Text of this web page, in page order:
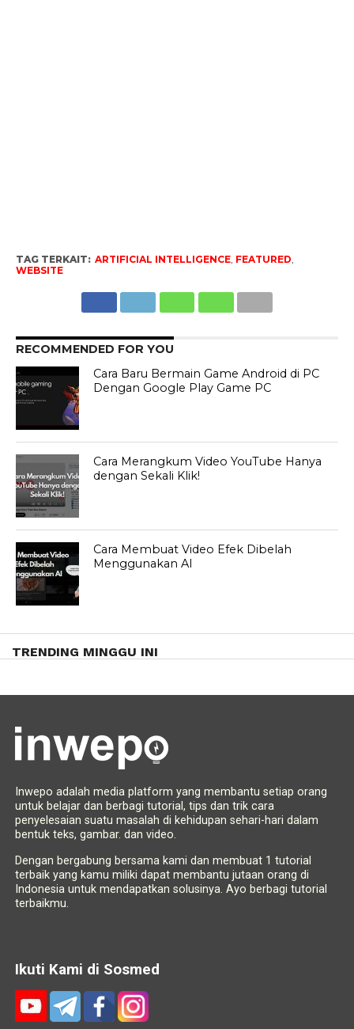
TAG TERKAIT: ARTIFICIAL INTELLIGENCE, FEATURED,
WEBSITE
RECOMMENDED FOR YOU
Cara Baru Bermain Game Android di PC
Dengan Google Play Game PC
Cara Merangkum Video YouTube Hanya
dengan Sekali Klik!
Cara Membuat Video Efek Dibelah
Menggunakan AI
TRENDING MINGGU INI
Inwepo adalah media platform yang membantu setiap orang
untuk belajar dan berbagi tutorial, tips dan trik cara
penyelesaian suatu masalah di kehidupan sehari-hari dalam
bentuk teks, gambar. dan video.
Dengan bergabung bersama kami dan membuat 1 tutorial
terbaik yang kamu miliki dapat membantu jutaan orang di
Indonesia untuk mendapatkan solusinya. Ayo berbagi tutorial
terbaikmu.
Ikuti Kami di Sosmed